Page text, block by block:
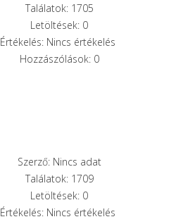
Találatok: 1705
Letöltések: 0
Értékelés: Nincs értékelés
Hozzászólások: 0
Szerző: Nincs adat
Találatok: 1709
Letöltések: 0
Értékelés: Nincs értékelés